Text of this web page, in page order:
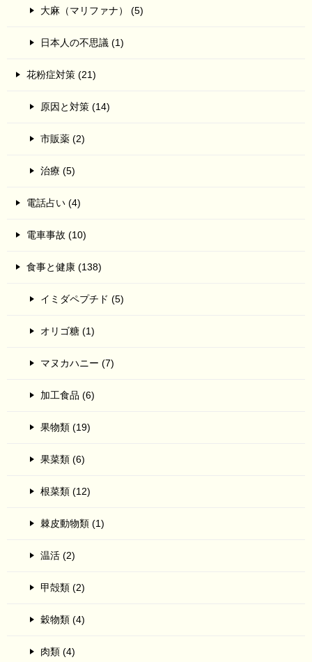
大麻（マリファナ） (5)
日本人の不思議 (1)
花粉症対策 (21)
原因と対策 (14)
市販薬 (2)
治療 (5)
電話占い (4)
電車事故 (10)
食事と健康 (138)
イミダペプチド (5)
オリゴ糖 (1)
マヌカハニー (7)
加工食品 (6)
果物類 (19)
果菜類 (6)
根菜類 (12)
棘皮動物類 (1)
温活 (2)
甲殻類 (2)
穀物類 (4)
肉類 (4)